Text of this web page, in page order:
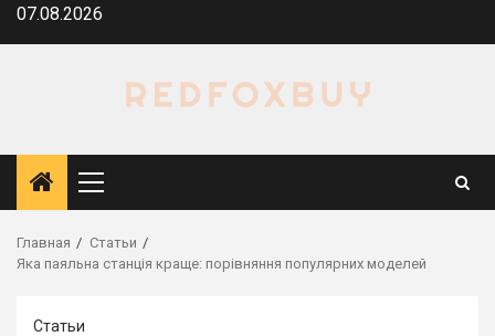
Перейти
07.08.2026
Основное
меню
Главная
Статьи
Яка паяльна станція краще: порівняння популярних моделей
Статьи